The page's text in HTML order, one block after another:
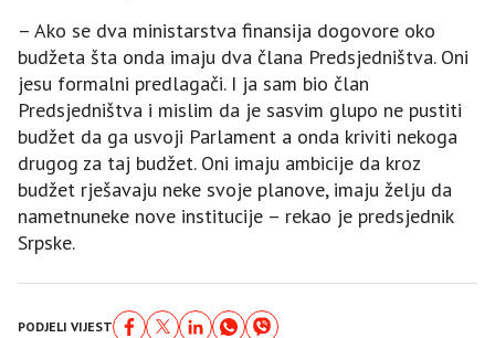
– Ako se dva ministarstva finansija dogovore oko
budžeta šta onda imaju dva člana Predsjedništva. Oni
jesu formalni predlagači. I ja sam bio član
Predsjedništva i mislim da je sasvim glupo ne pustiti
budžet da ga usvoji Parlament a onda kriviti nekoga
drugog za taj budžet. Oni imaju ambicije da kroz
budžet rješavaju neke svoje planove, imaju želju da
nametnuneke nove institucije – rekao je predsjednik
Srpske.
PODJELI VIJEST